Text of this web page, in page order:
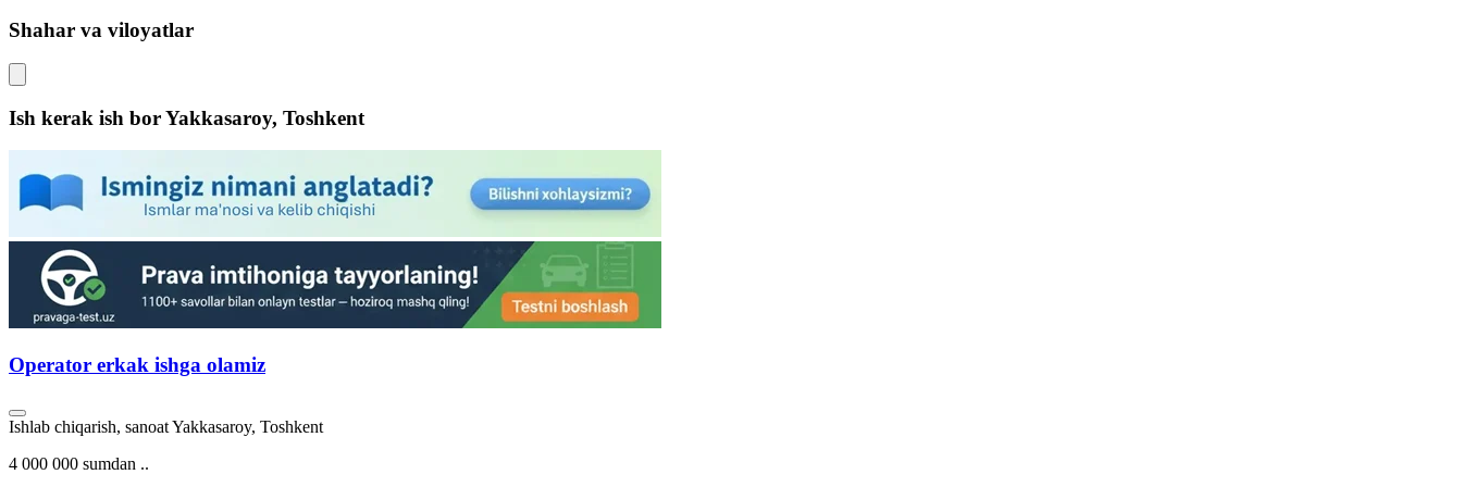
Shahar va viloyatlar
Ish kerak ish borYakkasaroy, Toshkent
Operator erkak ishga olamiz
Ishlab chiqarish, sanoatYakkasaroy, Toshkent
4 000 000 sumdan ..